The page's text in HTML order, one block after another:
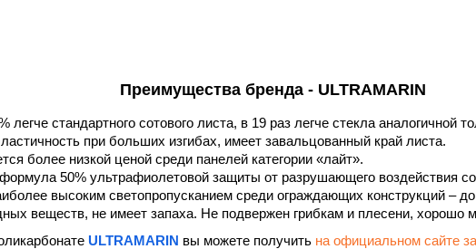
Преимущества бренда - ULTRAMARIN
легче стандартного сотового листа, в 19 раз легче стекла
при больших изгибах, имеет завальцованный край листа.
более низкой ценой среди панелей категории «лайт».
50% ультрафиолетовой защиты от разрушающего воздействия
высоким светопропусканием среди ограждающих конструкций –
веществ, не имеет запаха. Не подвержен грибкам и плесени, хорошо
ULTRAMARIN вы можете получить на официальном